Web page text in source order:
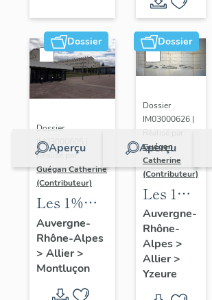
de Nerdre,
puis lycée
Maurice-
actuellement
immeuble
à
logements,
boutiques,
ateliers et
école
Dossier
Aperçu
Dossier
IM03000605 |
Réalisé par
Guégan Catherine
(Contributeur)
Les 1%
artistiques
de l'école
nationale
professionnelle
Auvergne-
Rhône-Alpes
> Allier>
Montluçon
Dossier
Aperçu
Dossier
IM03000626 |
Guégan
Catherine
(Contributeur)
Les 1%
artistiques
du lycée
Jean-
Monnet
d'Yzeure
Auvergne-
Rhône-
Alpes>
Allier>
Yzeure